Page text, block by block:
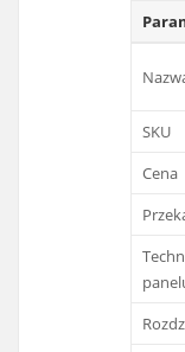
SKU
Cena